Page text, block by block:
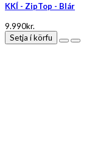
KKÍ - ZipTop - Blár
9.990kr.
Setja í körfu